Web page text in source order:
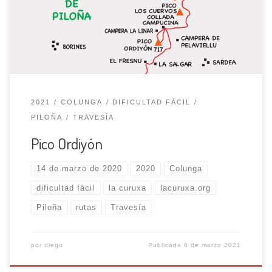
hasta alcanzar una pequeña campera, recorre un tramo
bastante llano para volver a empinarse salvando el
desnivel con varias revueltas que […]
2021 COLUNGA DIFICULTAD FÁCIL
PILOÑA TRAVESÍA
Pico Ordiyón
14 de marzo de 2020 2020 Colunga
dificultad fácil la curuxa lacuruxa.org
Piloña rutas Travesía
por diego Publicada6 de marzo 2021